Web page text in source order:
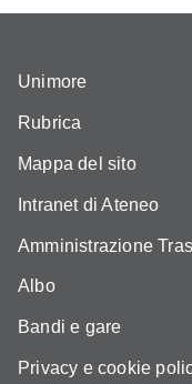
Unimore
Rubrica
Mappa del sito
Intranet di Ateneo
Amministrazione
Albo
Bandi e gare
Privacy e cookie